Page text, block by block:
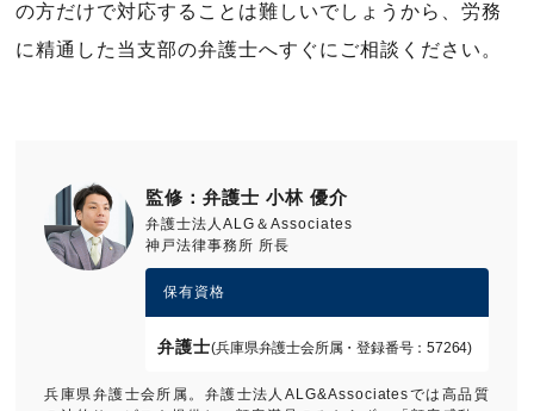
の方だけで対応することは難しいでしょうから、労務
に精通した当支部の弁護士へすぐにご相談ください。
監修：弁護士 小林 優介
弁護士法人ALG＆Associates
神戸法律事務所 所長
保有資格
弁護士(兵庫県弁護士会所属・登録番号：57264)
兵庫県弁護士会所属。弁護士法人ALG&Associatesでは高品質